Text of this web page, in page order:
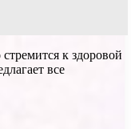
к здоровой
все